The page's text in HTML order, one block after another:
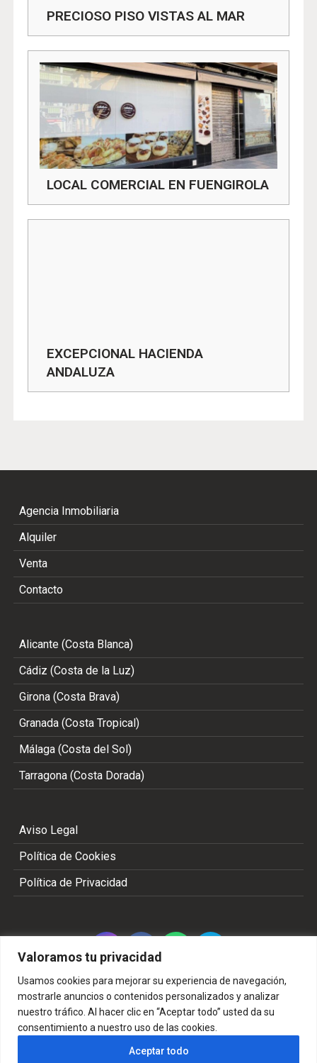
Valoramos tu privacidad
Usamos cookies para mejorar su experiencia de navegación,
mostrarle anuncios o contenidos personalizados y analizar
nuestro tráfico. Al hacer clic en “Aceptar todo” usted da su
consentimiento a nuestro uso de las cookies.
Aceptar todo
PRECIOSO PISO VISTAS AL MAR
LOCAL COMERCIAL EN FUENGIROLA
EXCEPCIONAL HACIENDA
ANDALUZA
Agencia Inmobiliaria
Alquiler
Venta
Contacto
Alicante (Costa Blanca)
Cádiz (Costa de la Luz)
Girona (Costa Brava)
Granada (Costa Tropical)
Málaga (Costa del Sol)
Tarragona (Costa Dorada)
Aviso Legal
Política de Cookies
Política de Privacidad
Copyright 2002 - 2026 © TODOS LOS DERECHOS
RESERVADOS